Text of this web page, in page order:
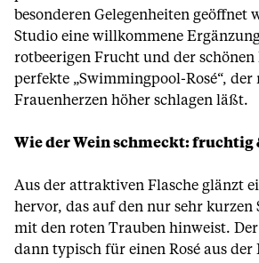
besonderen Gelegenheiten geöffnet
Studio eine willkommene
rotbeerigen Frucht und der schönen
perfekte „Swimmingpool-Rosé“,
Frauenherzen höher schlagen läßt.
Wie der Wein schmeckt: fruchtig
Aus der attraktiven Flasche glänzt
hervor, das auf den nur sehr kurzen
mit den roten Trauben hinweist.
dann typisch für einen Rosé aus der